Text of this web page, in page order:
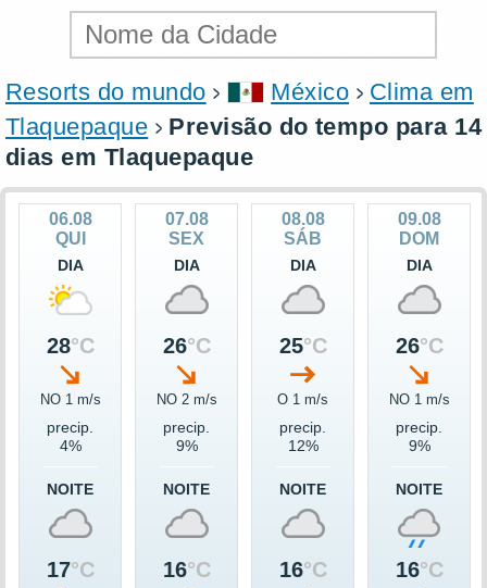
Resorts do mundo México
Clima em
Tlaquepaque
Previsão do tempo para 14
dias em Tlaquepaque
06.08
QUI
DIA
28°C
NO 1 m/s
precip.
4%
NOITE
17°C
07.08
SEX
DIA
26°C
NO 2 m/s
precip.
9%
NOITE
16°C
08.08
SÁB
DIA
25°C
O 1 m/s
precip.
12%
NOITE
16°C
09.08
DOM
DIA
26°C
NO 1 m/s
precip.
9%
NOITE
16°C